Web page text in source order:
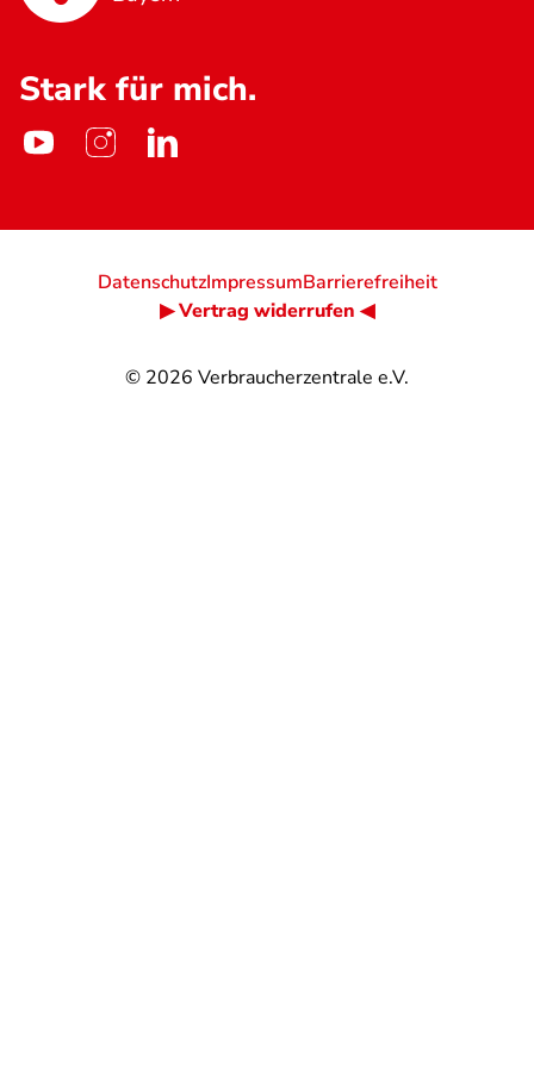
Stark für mich.
© 2026 Verbraucherzentrale e.V.
DatenschutzImpressumBarrierefreiheit
▶ Vertrag widerrufen ◀